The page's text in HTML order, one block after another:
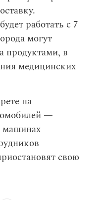
работать с 7
могут
продуктами, в
медицинских
на
—
машинах
свою